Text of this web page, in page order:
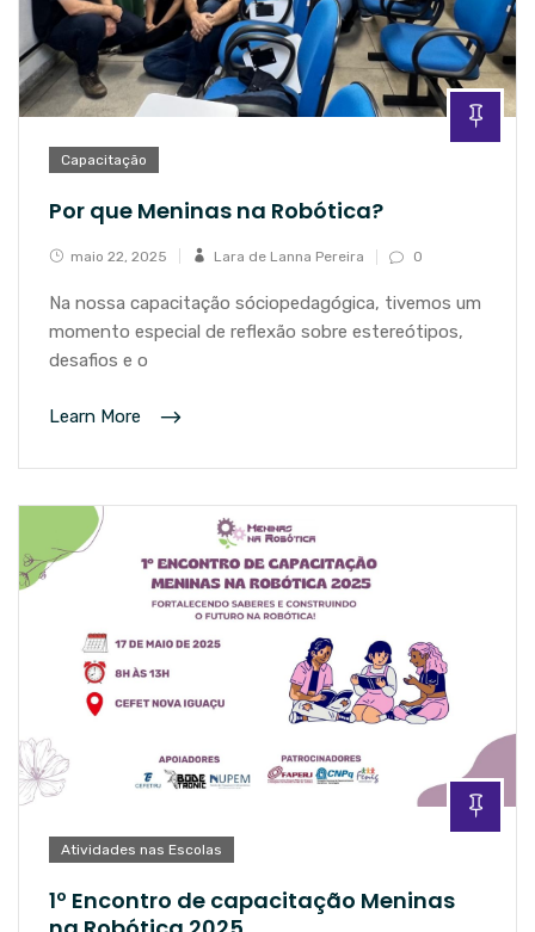
Capacitação
Por que Meninas na Robótica?
maio 22, 2025 Lara de Lanna Pereira 0
Na nossa capacitação sóciopedagógica, tivemos um
momento especial de reflexão sobre estereótipos,
desafios e o
Learn More
Atividades nas Escolas
1º Encontro de capacitação Meninas